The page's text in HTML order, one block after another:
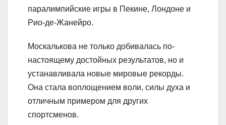
паралимпийские игры в Пекине, Лондоне и
Рио-де-Жанейро.
Москалькова не только добивалась по-
настоящему достойных результатов, но и
устанавливала новые мировые рекорды.
Она стала воплощением воли, силы духа и
отличным примером для других
спортсменов.